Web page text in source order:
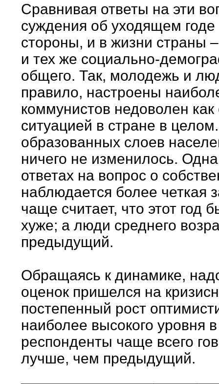
Сравнивая ответы на эти
суждения об уходящем
стороны, и в жизни страны
и тех же социально-
общего. Так, молодежь и
правило, настроены
коммунистов недоволен
ситуацией в стране в
образованных слоев
ничего не изменилось.
ответах на вопрос о
наблюдается более четкая
чаще считает, что этот
хуже; а люди среднего
предыдущий.
Обращаясь к динамике,
оценок пришелся на
постепенный рост
наиболее высокого уровня
респонденты чаще всего
лучше, чем предыдущий.